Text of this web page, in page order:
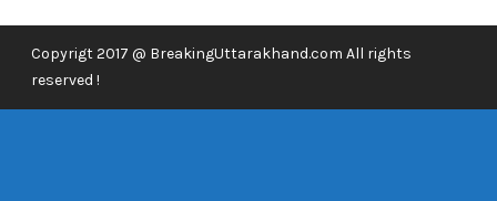
Copyrigt 2017 @ BreakingUttarakhand.com All rights
reserved !